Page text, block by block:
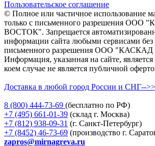
Пользовательское соглашение
© Полное или частичное использование
только с письменного разрешения ООО
ВОСТОК". Запрещается
информации сайта любыми сервисами
письменного разрешения ООО
Информация, указанная на сайте,
коем случае не является публичной
Доставка в любой город России и СНГ--
8 (800) 444-73-69 (бесплатно по РФ)
+7 (495) 661-01-39 (склад г. Москва)
+7 (812) 938-09-31 (г. Санкт-Петербург)
+7 (8452) 46-73-69 (производство г.
zapros@mirnagreva.ru